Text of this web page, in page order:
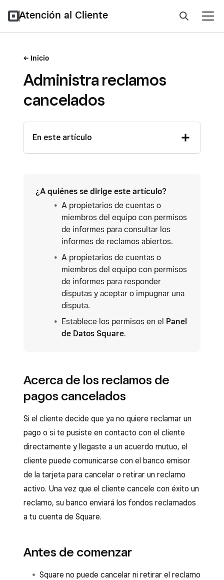
Atención al Cliente
Inicio
Administra reclamos
cancelados
En este artículo
¿A quiénes se dirige este artículo?
A propietarios de cuentas o
miembros del equipo con permisos
de informes para consultar los
informes de reclamos abiertos.
A propietarios de cuentas o
miembros del equipo con permisos
de informes para responder
disputas y aceptar o impugnar una
disputa.
Establece los permisos en el Panel
de Datos Square.
Acerca de los reclamos de
pagos cancelados
Si el cliente decide que ya no quiere reclamar un
pago o si te pusiste en contacto con el cliente
directamente y llegaste a un acuerdo mutuo, el
cliente puede comunicarse con el banco emisor
de la tarjeta para cancelar o retirar un reclamo
activo. Una vez que el cliente cancele con éxito un
reclamo, su banco enviará los fondos reclamados
a tu cuenta de Square.
Antes de comenzar
Square no puede cancelar ni retirar el reclamo